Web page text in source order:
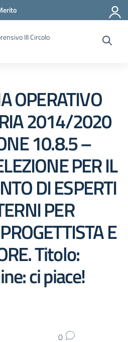
III Circolo
OPERATIVO
2014/2020
10.8.5 –
PER IL
DI ESPERTI
PER
E
Titolo:
ci piace!
0